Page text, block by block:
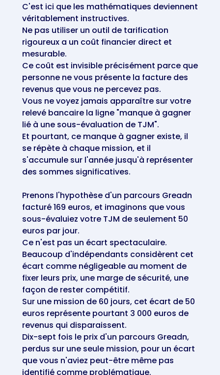
C'est ici que les mathématiques deviennent
véritablement instructives.
Ne pas utiliser un outil de tarification
rigoureux a un coût financier direct et
mesurable.
Ce coût est invisible précisément parce que
personne ne vous présente la facture des
revenus que vous ne percevez pas.
Vous ne voyez jamais apparaître sur votre
relevé bancaire la ligne "manque à gagner
lié à une sous-évaluation de TJM".
Et pourtant, ce manque à gagner existe, il
se répète à chaque mission, et il
s'accumule sur l'année jusqu'à représenter
des sommes significatives.
Prenons l'hypothèse d'un parcours Greadn
facturé 169 euros, et imaginons que vous
sous-évaluiez votre TJM de seulement 50
euros par jour.
Ce n'est pas un écart spectaculaire.
Beaucoup d'indépendants considèrent cet
écart comme négligeable au moment de
fixer leurs prix, une marge de sécurité, une
façon de rester compétitif.
Sur une mission de 60 jours, cet écart de 50
euros représente pourtant 3 000 euros de
revenus qui disparaissent.
Dix-sept fois le prix d'un parcours Greadn,
perdus sur une seule mission, pour un écart
que vous n'aviez peut-être même pas
identifié comme problématique.